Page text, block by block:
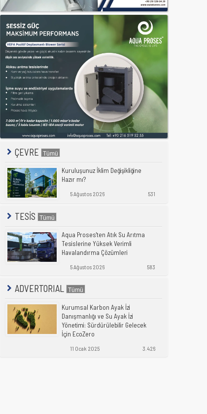
ÇEVRE
Kuruluşunuz İklim Değişikliğine
Hazır mı?
5 Ağustos 2026 531
TESİS
Aqua Proses'ten Atık Su Arıtma
Tesislerine Yüksek Verimli
Havalandırma Çözümleri
5 Ağustos 2026 583
ADVERTORIAL
Kurumsal Karbon Ayak İzi
Danışmanlığı ve Su Ayak İzi
Yönetimi: Sürdürülebilir Gelecek
İçin EcoZero
11 Ocak 2025 3.426